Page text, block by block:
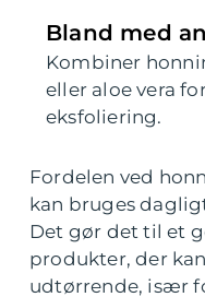
Bland med
Kombiner
eller aloe vera
eksfoliering.
Fordelen ved
kan bruges
Det gør det til et
produkter, der
udtørrende, især